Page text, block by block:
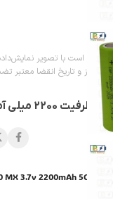
ممکن است با تصویر
به‌روز و تاریخ انقضا معتبر
3.7v 2200mAh 5C